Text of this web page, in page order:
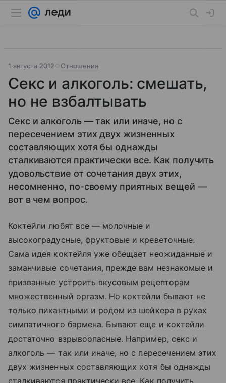
1 августа 2012 Отношения
Секс и алкоголь: смешать,
но не взбалтывать
Секс и алкоголь — так или иначе, но с
пересечением этих двух жизненных
составляющих хотя бы однажды
сталкиваются практически все. Как получить
удовольствие от сочетания двух этих,
несомненно, по-своему приятных вещей —
вот в чем вопрос.
Коктейли любят все — молочные и
высокоградусные, фруктовые и креветочные.
Сама идея коктейля уже обещает неожиданные и
заманчивые сочетания, прежде вам незнакомые и
призванные устроить вкусовым рецепторам
множественный оргазм. Но коктейли бывают не
только пикантными и родом из шейкера в руках
симпатичного бармена. Бывают еще и коктейли
достаточно взрывоопасные. Например, секс и
алкоголь — так или иначе, но с пересечением этих
двух жизненных составляющих хотя бы однажды
сталкиваются практически все. Как получить